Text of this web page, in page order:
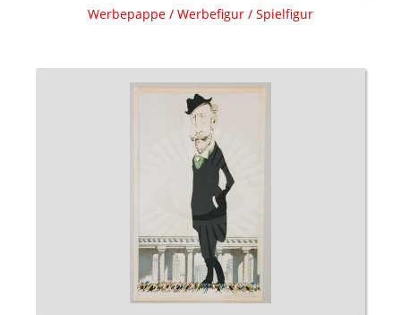
Werbepappe / Werbefigur / Spielfigur